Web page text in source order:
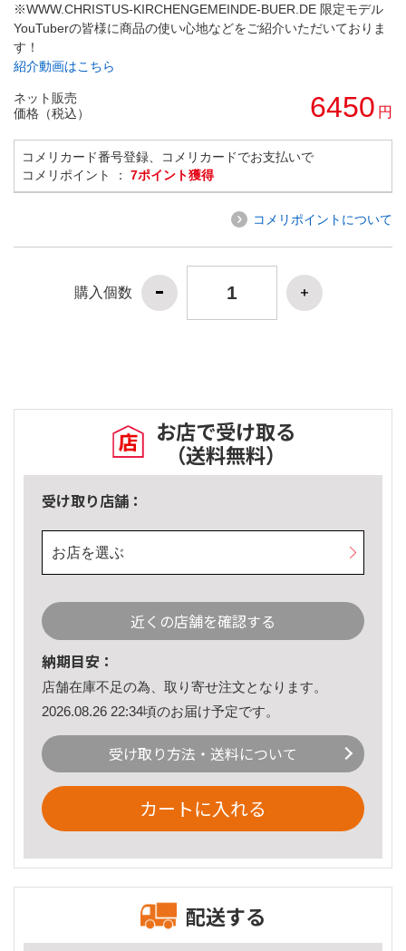
※WWW.CHRISTUS-KIRCHENGEMEINDE-BUER.DE 限定モデル
YouTuberの皆様に商品の使い心地などをご紹介いただいておりま
す！
紹介動画はこちら
ネット販売
価格（税込）
6450 円
コメリカード番号登録、コメリカードでお支払いで
コメリポイント ： 7ポイント獲得
コメリポイントについて
購入個数
お店で受け取る
（送料無料）
受け取り店舗：
お店を選ぶ
近くの店舗を確認する
納期目安：
店舗在庫不足の為、取り寄せ注文となります。
2026.08.26 22:34頃のお届け予定です。
受け取り方法・送料について
カートに入れる
配送する